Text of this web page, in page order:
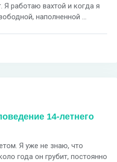
работаю вахтой и когда я
наполненной ...
14-летнего
Я уже не знаю, что
года он грубит, постоянно